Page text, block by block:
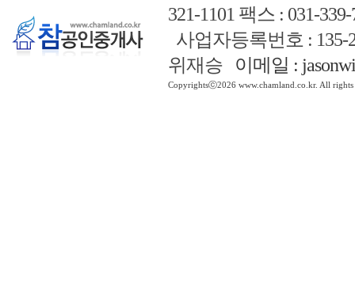
321-1101 팩스 : 031-339-
사업자등록번호 :
위재승 이메일 :
Copyrightsⓒ2026 www.chamland.co.kr. All